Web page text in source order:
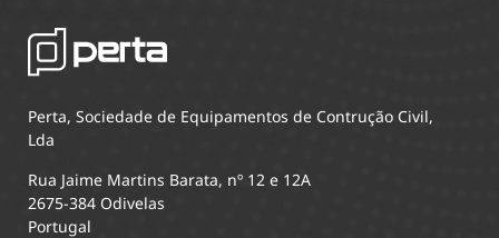
Perta, Sociedade de Equipamentos de Contrução Civil,
Lda
Rua Jaime Martins Barata, nº 12 e 12A
2675-384 Odivelas
Portugal